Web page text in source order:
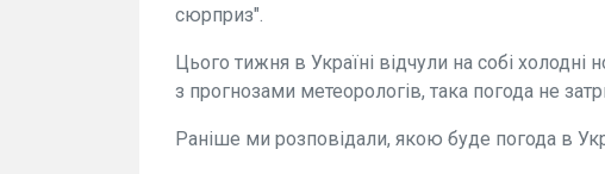
сюрприз".
Цього тижня в Україні відчули на собі холодні
з прогнозами метеорологів, така погода не
Раніше ми розповідали, якою буде погода в